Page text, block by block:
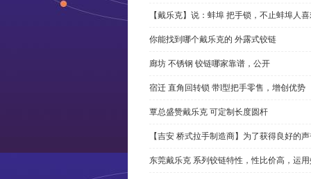
【戴乐克】说：蚌埠 把手锁，不止蚌埠人
你能找到哪个戴乐克的 外露式铰链
廊坊 不锈钢 铰链哪家靠谱，公开
宿迁 直角回转锁 带l型把手零售，增创优势
覃总盛赞戴乐克 可定制长度圆杆
【吉安 桥式拉手制造商】为了获得良好的
东莞戴乐克 系列铰链特性，性比价高，运